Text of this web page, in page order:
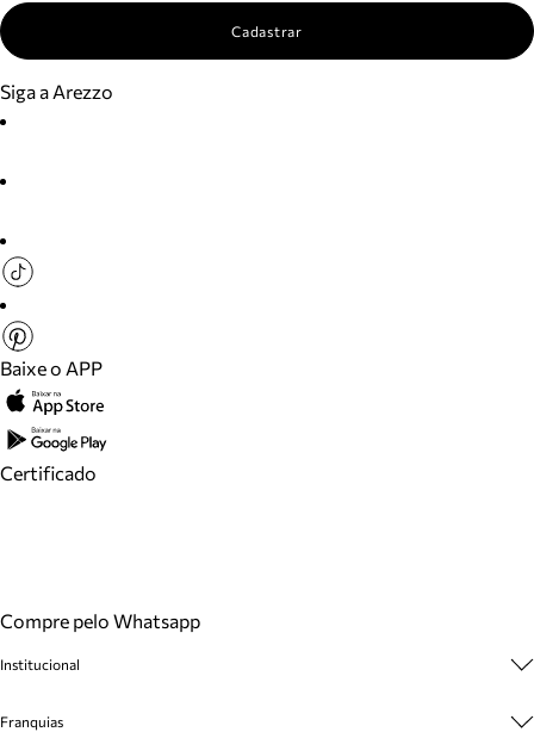
Cadastrar
Siga a Arezzo
Baixe o APP
Certificado
Compre pelo Whatsapp
Institucional
Franquias